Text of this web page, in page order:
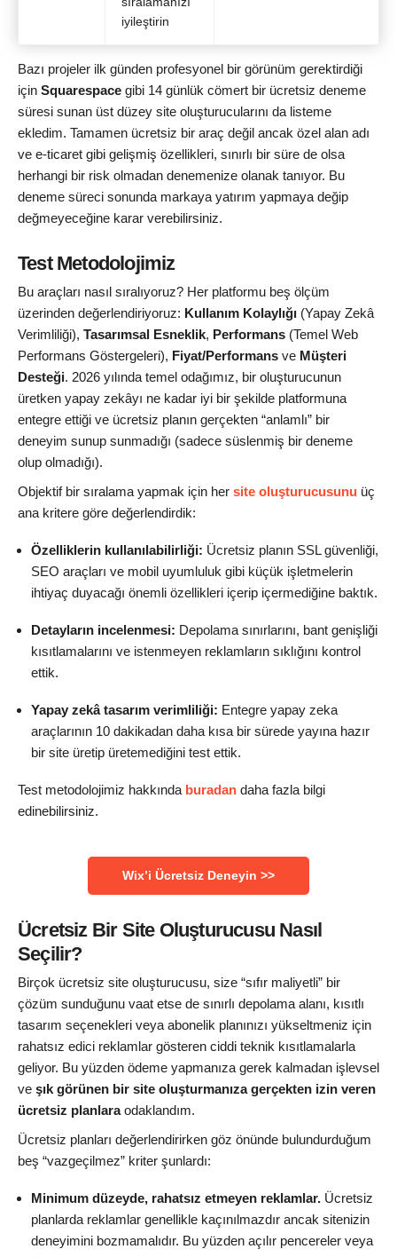
iyileştirin
Bazı projeler ilk günden profesyonel bir görünüm gerektirdiği
için Squarespace gibi 14 günlük cömert bir ücretsiz deneme
süresi sunan üst düzey site oluşturucularını da listeme
ekledim. Tamamen ücretsiz bir araç değil ancak özel alan adı
ve e-ticaret gibi gelişmiş özellikleri, sınırlı bir süre de olsa
herhangi bir risk olmadan denemenize olanak tanıyor. Bu
deneme süreci sonunda markaya yatırım yapmaya değip
değmeyeceğine karar verebilirsiniz.
Test Metodolojimiz
Bu araçları nasıl sıralıyoruz? Her platformu beş ölçüm
üzerinden değerlendiriyoruz: Kullanım Kolaylığı (Yapay Zekâ
Verimliliği), Tasarımsal Esneklik, Performans (Temel Web
Performans Göstergeleri), Fiyat/Performans ve Müşteri
Desteği. 2026 yılında temel odağımız, bir oluşturucunun
üretken yapay zekâyı ne kadar iyi bir şekilde platformuna
entegre ettiği ve ücretsiz planın gerçekten “anlamlı” bir
deneyim sunup sunmadığı (sadece süslenmiş bir deneme
olup olmadığı).
Objektif bir sıralama yapmak için her site oluşturucusunu üç
ana kritere göre değerlendirdik:
Özelliklerin kullanılabilirliği: Ücretsiz planın SSL güvenliği,
SEO araçları ve mobil uyumluluk gibi küçük işletmelerin
ihtiyaç duyacağı önemli özellikleri içerip içermediğine baktık.
Detayların incelenmesi: Depolama sınırlarını, bant genişliği
kısıtlamalarını ve istenmeyen reklamların sıklığını kontrol
ettik.
Yapay zekâ tasarım verimliliği: Entegre yapay zeka
araçlarının 10 dakikadan daha kısa bir sürede yayına hazır
bir site üretip üretemediğini test ettik.
Test metodolojimiz hakkında buradan daha fazla bilgi
edinebilirsiniz.
Wix’i Ücretsiz Deneyin >>
Ücretsiz Bir Site Oluşturucusu Nasıl
Seçilir?
Birçok ücretsiz site oluşturucusu, size “sıfır maliyetli” bir
çözüm sunduğunu vaat etse de sınırlı depolama alanı, kısıtlı
tasarım seçenekleri veya abonelik planınızı yükseltmeniz için
rahatsız edici reklamlar gösteren ciddi teknik kısıtlamalarla
geliyor. Bu yüzden ödeme yapmanıza gerek kalmadan işlevsel
ve şık görünen bir site oluşturmanıza gerçekten izin veren
ücretsiz planlaraodaklandım.
Ücretsiz planları değerlendirirken göz önünde bulundurduğum
beş “vazgeçilmez” kriter şunlardı:
Minimum düzeyde, rahatsız etmeyen reklamlar. Ücretsiz
planlarda reklamlar genellikle kaçınılmazdır ancak sitenizin
deneyimini bozmamalıdır. Bu yüzden açılır pencereler veya